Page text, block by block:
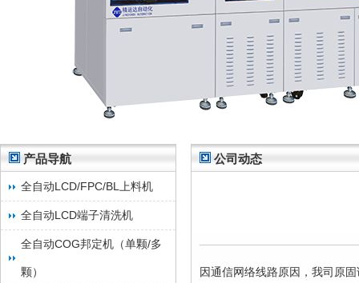
产品导航
全自动LCD/FPC/BL上料机
全自动LCD端子清洗机
全自动COG邦定机（单颗/多
颗）
公司动态
因通信网络线路原因，我司原